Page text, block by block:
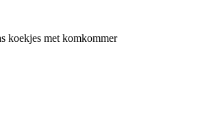
koekjes met komkommer